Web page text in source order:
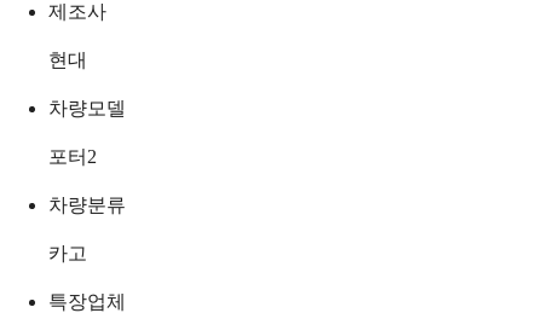
제조사
현대
차량모델
포터2
차량분류
카고
특장업체